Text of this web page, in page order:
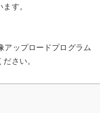
す。
アップロードプログラム
さい。